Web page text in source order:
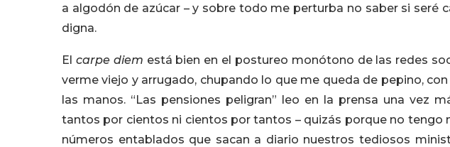
a algodón de azúcar – y sobre todo me perturba no saber si seré
digna.
El carpe diem está bien en el postureo monótono de las redes
verme viejo y arrugado, chupando lo que me queda de pepino,
las manos. “Las pensiones peligran” leo en la prensa una vez
tantos por cientos ni cientos por tantos – quizás porque no tengo
números entablados que sacan a diario nuestros tediosos